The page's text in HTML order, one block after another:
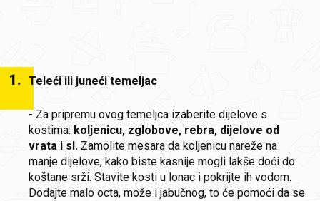
1. Teleći ili juneći temeljac
- Za pripremu ovog temeljca izaberite dijelove s
kostima: koljenicu, zglobove, rebra, dijelove od
vrata i sl. Zamolite mesara da koljenicu nareže na
manje dijelove, kako biste kasnije mogli lakše doći do
koštane srži. Stavite kosti u lonac i pokrijte ih vodom.
Dodajte malo octa, može i jabučnog, to će pomoći da se